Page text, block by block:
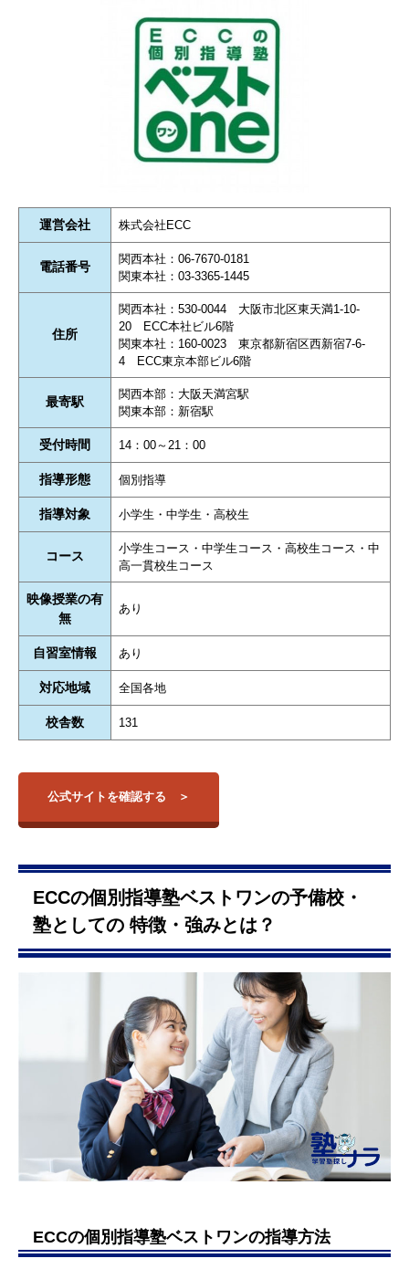
運営会社 株式会社ECC
電話番号
関西本社：06-7670-0181
関東本社：03-3365-1445
住所
関西本社：530-0044 大阪市北区東天満1-10-
20 ECC本社ビル6階
関東本社：160-0023 東京都新宿区西新宿7-6-
4 ECC東京本部ビル6階
最寄駅
関西本部：大阪天満宮駅
関東本部：新宿駅
受付時間 14：00～21：00
指導形態 個別指導
指導対象 小学生・中学生・高校生
コース
小学生コース・中学生コース・高校生コース・中
高一貫校生コース
映像授業の有
無
あり
自習室情報 あり
対応地域 全国各地
校舎数 131
公式サイトを確認する
ECCの個別指導塾ベストワンの予備校・
塾としての 特徴・強みとは？
ECCの個別指導塾ベストワンの指導方法